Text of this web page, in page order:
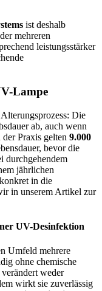
ist deshalb
mehreren
leistungsstärker
Lampe
Die
ab, auch wenn
Praxis gelten 9.000
bevor die
durchgehendem
jährlichen
in die
in unserem Artikel zur
UV-Desinfektion
Umfeld mehrere
ohne chemische
weder
wirkt sie zuverlässig